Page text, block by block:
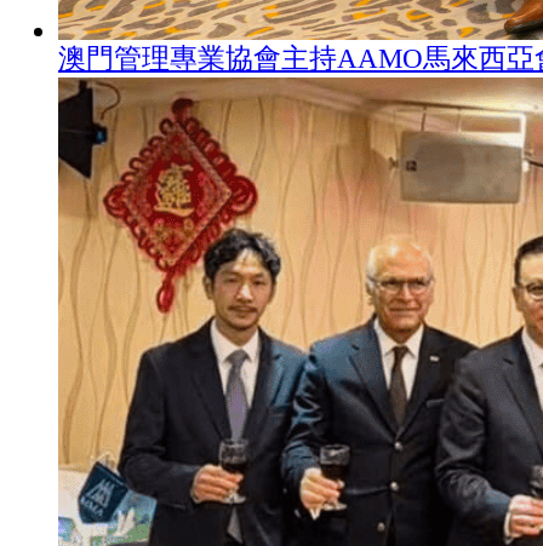
澳門管理專業協會主持AAMO馬來西亞